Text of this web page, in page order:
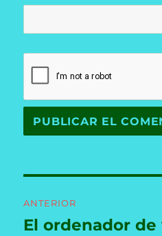
de
ANTERIOR
Entrada
El ordenador de